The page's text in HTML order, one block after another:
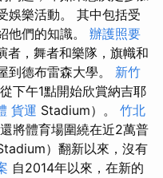
娛樂活動。 其中包括受
他們的知識。 辦護照要
者，舞者和樂隊，旗幟和
到德布雷森大學。 新竹
下午1點開始欣賞納吉耶
貨運 Stadium）。 竹北
將體育場圍繞在近2萬普
）翻新以來，沒有
自2014年以來，在新的